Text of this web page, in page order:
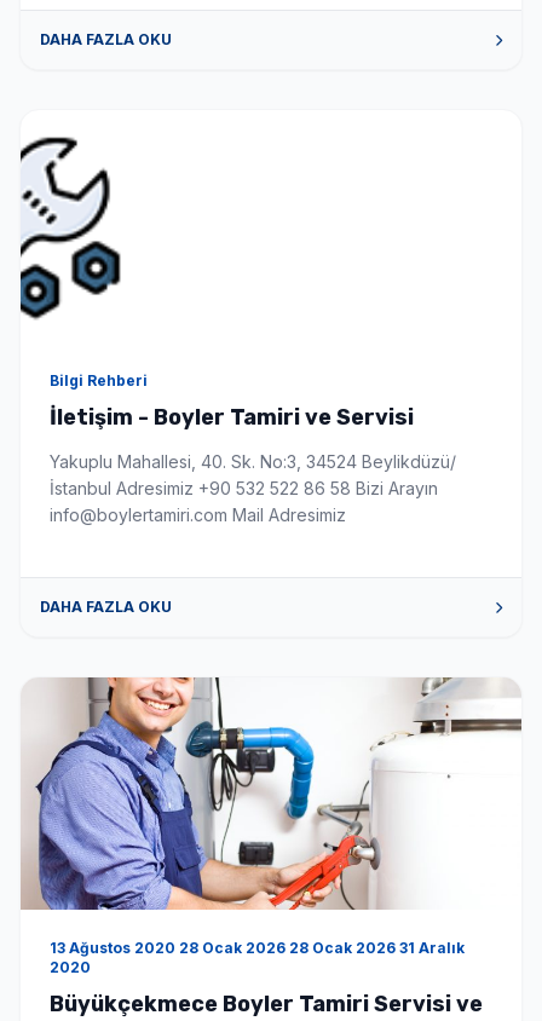
DAHA FAZLA OKU
Bilgi Rehberi
İletişim - Boyler Tamiri ve Servisi
Yakuplu Mahallesi, 40. Sk. No:3, 34524 Beylikdüzü/
İstanbul Adresimiz +90 532 522 86 58 Bizi Arayın
info@boylertamiri.com Mail Adresimiz
DAHA FAZLA OKU
13 Ağustos 2020 28 Ocak 2026 28 Ocak 2026 31 Aralık
2020
Büyükçekmece Boyler Tamiri Servisi ve